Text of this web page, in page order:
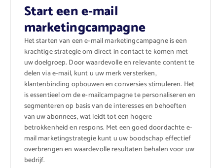
Start een e-mail
marketingcampagne
Het starten van een e-mail marketingcampagne is een
krachtige strategie om direct in contact te komen met
uw doelgroep. Door waardevolle en relevante content te
delen via e-mail, kunt u uw merk versterken,
klantenbinding opbouwen en conversies stimuleren. Het
is essentieel om de e-mailcampagne te personaliseren en
segmenteren op basis van de interesses en behoeften
van uw abonnees, wat leidt tot een hogere
betrokkenheid en respons. Met een goed doordachte e-
mail marketingstrategie kunt u uw boodschap effectief
overbrengen en waardevolle resultaten behalen voor uw
bedrijf.